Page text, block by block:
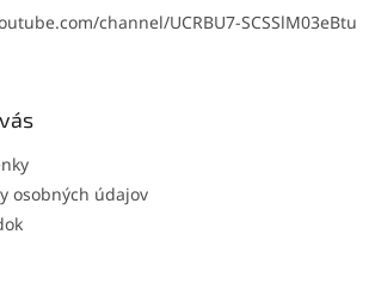
channel/UCRBU7-SCSSlM03eBtu
osobných údajov